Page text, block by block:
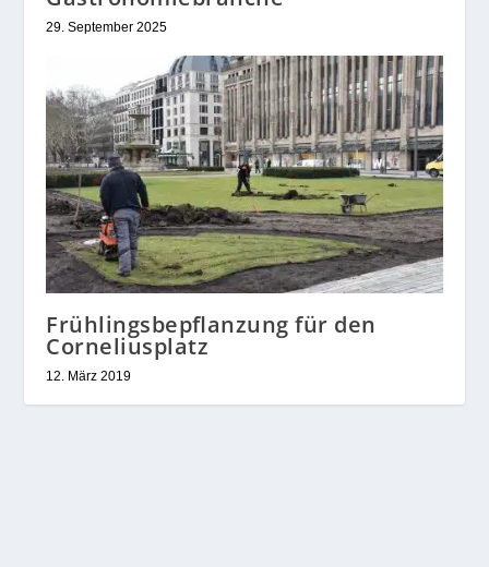
29. September 2025
Frühlingsbepflanzung für den
Corneliusplatz
12. März 2019